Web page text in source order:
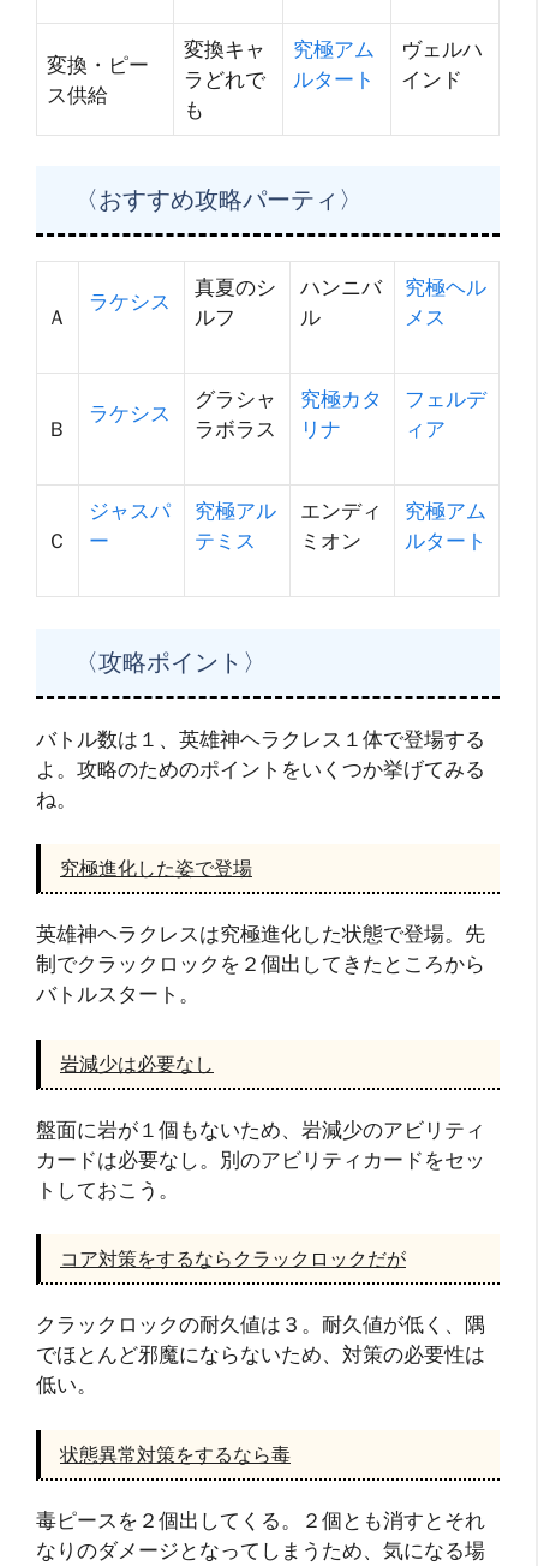
変換・ピー
ス供給
変換キャ
ラどれで
も
究極アム
ルタート
ヴェルハ
インド
〈おすすめ攻略パーティ〉
Ａ
ラケシス
真夏のシ
ルフ
ハンニバ
ル
究極ヘル
メス
Ｂ
ラケシス
グラシャ
ラボラス
究極カタ
リナ
フェルデ
ィア
Ｃ
ジャスパ
ー
究極アル
テミス
エンディ
ミオン
究極アム
ルタート
〈攻略ポイント〉
バトル数は１、英雄神ヘラクレス１体で登場する
よ。攻略のためのポイントをいくつか挙げてみる
ね。
究極進化した姿で登場
英雄神ヘラクレスは究極進化した状態で登場。先
制でクラックロックを２個出してきたところから
バトルスタート。
岩減少は必要なし
盤面に岩が１個もないため、岩減少のアビリティ
カードは必要なし。別のアビリティカードをセッ
トしておこう。
コア対策をするならクラックロックだが
クラックロックの耐久値は３。耐久値が低く、隅
でほとんど邪魔にならないため、対策の必要性は
低い。
状態異常対策をするなら毒
毒ピースを２個出してくる。２個とも消すとそれ
なりのダメージとなってしまうため、気になる場